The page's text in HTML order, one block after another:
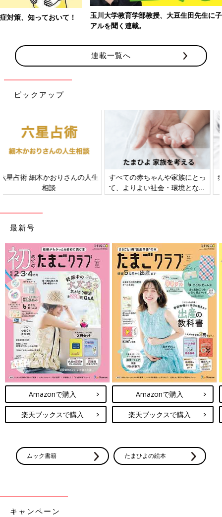
玉川大学教育学部教授、大豆生田先生に子どもたちの保育園でのリ
連載一覧へ
ピックアップ
すべての赤ちゃんや家族にとっ
て、よりよい社会・環境となる
ことをめざしてさまざまな課題
赤ちゃんの肌トラブル、アレル
ギーについて
最新号
Amazonで購入
楽天ブックスで購入
Amazonで購入
楽天ブックスで購入
ムック書籍 たまひよの絵本
キャンペーン